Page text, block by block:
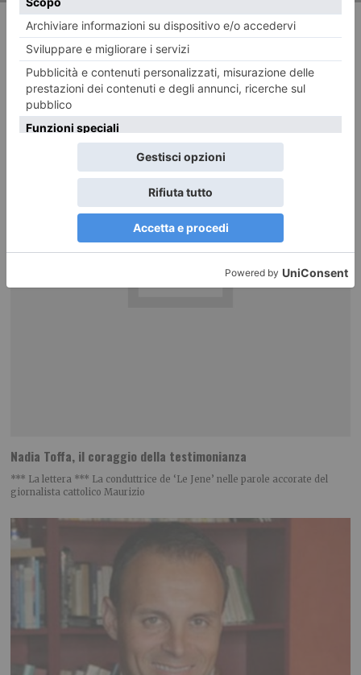
RECENTI:
Nadia Toffa, il coraggio della testimonianza
*** La lettera *** La conduttrice de ‘Le Jene’ nelle parole accorate del
giornalista cattolico Maurizio